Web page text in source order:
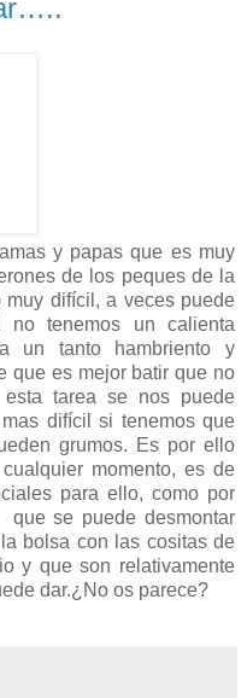
y papas que es muy
de los peques de la
difícil, a veces puede
tenemos un calienta
un tanto hambriento y
que es mejor batir que no
tarea se nos puede
difícil si tenemos que
grumos. Es por ello
momento, es de
para ello, como por
se puede desmontar
bolsa con las cositas de
y que son relativamente
dar.¿No os parece?